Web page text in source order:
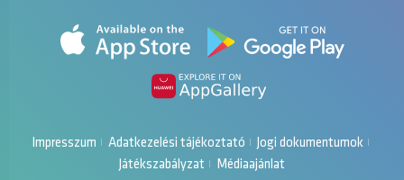
WORLD IS MINE Radio Show
Regán Lili 2026-07-02 22:01
Impresszum Adatkezelési tájékoztató
Jogi dokumentumok
Játékszabályzat
Médiaajánlat